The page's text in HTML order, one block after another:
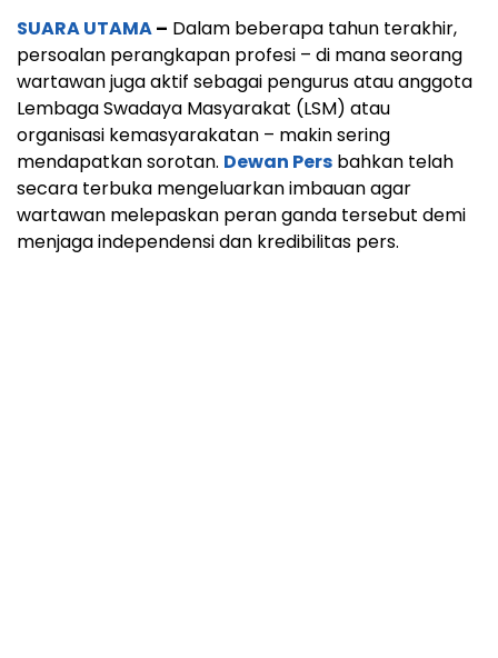
SUARA UTAMA– Dalam beberapa tahun terakhir,
persoalan perangkapan profesi – di mana seorang
wartawan juga aktif sebagai pengurus atau anggota
Lembaga Swadaya Masyarakat (LSM) atau
organisasi kemasyarakatan – makin sering
mendapatkan sorotan. Dewan Pers bahkan telah
secara terbuka mengeluarkan imbauan agar
wartawan melepaskan peran ganda tersebut demi
menjaga independensi dan kredibilitas pers.